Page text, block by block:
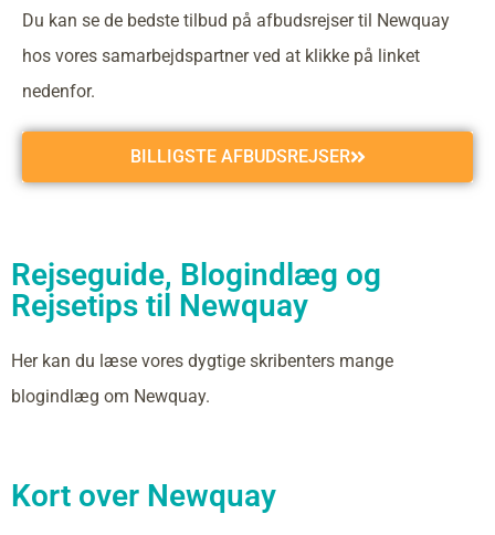
Du kan se de bedste tilbud på afbudsrejser til Newquay
hos vores samarbejdspartner ved at klikke på linket
nedenfor.
BILLIGSTE AFBUDSREJSER
Rejseguide, Blogindlæg og
Rejsetips til Newquay
Her kan du læse vores dygtige skribenters mange
blogindlæg om Newquay.
Kort over Newquay